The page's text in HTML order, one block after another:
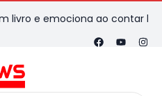
emociona ao contar história